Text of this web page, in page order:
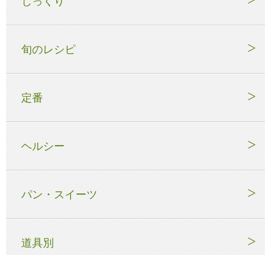
旬のレシピ
定番
ヘルシー
パン・スイーツ
道具別